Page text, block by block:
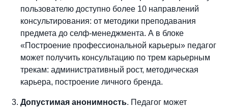
пользователю доступно более 10 направлений
консультирования: от методики преподавания
предмета до селф-менеджмента. А в блоке
«Построение профессиональной карьеры» педагог
может получить консультацию по трем карьерным
трекам: административный рост, методическая
карьера, построение личного бренда.
Допустимая анонимность. Педагог может